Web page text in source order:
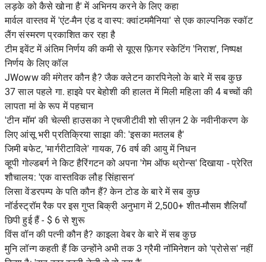
लड़के को कैसे खोना है' में अभिनय करने के लिए कहा
मार्वल वास्तव में 'एंट-मैन एंड द वास्प: क्वांटममैनिया' से एक काल्पनिक स्कॉट
लैंग संस्मरण प्रकाशित कर रहा है
टीम इवेंट में अंतिम निर्णय की कमी से यूएस फ़िगर स्केटिंग 'निराश', निष्पक्ष
निर्णय के लिए कॉल
JWoww की मंगेतर कौन है? जैक क्लेटन कारपिनेलो के बारे में सब कुछ
37 साल पहले गा. हाइवे पर बेहोशी की हालत में मिली महिला की 4 बच्चों की
लापता मां के रूप में पहचान
'टीन मॉम' की चेल्सी हाउसका ने एचजीटीवी शो सीज़न 2 के नवीनीकरण के
लिए आंसू भरी प्रतिक्रिया साझा की: 'इसका मतलब है'
जिमी बफेट, 'मार्गरीटाविले' गायक, 76 वर्ष की आयु में निधन
व्हूपी गोल्डबर्ग ने किट हैरिंगटन को अपना 'गेम ऑफ थ्रोन्स' दिखाया - प्रेरित
शौचालय: 'एक वास्तविक लौह सिंहासन'
लिसा वेंडरपम्प के पति कौन हैं? केन टोड के बारे में सब कुछ
नॉर्डस्ट्रॉम रैक पर इस गुप्त बिक्री अनुभाग में 2,500+ शीत-मौसम शैलियाँ
छिपी हुई हैं - $ 6 से शुरू
विंस वॉन की पत्नी कौन है? काइला वेबर के बारे में सब कुछ
मुनि लॉन्ग कहती हैं कि उन्होंने अभी तक 3 ग्रैमी नॉमिनेशन को 'प्रोसेस' नहीं